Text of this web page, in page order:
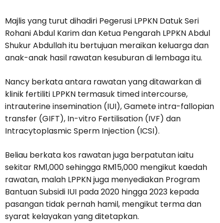
Majlis yang turut dihadiri Pegerusi LPPKN Datuk Seri
Rohani Abdul Karim dan Ketua Pengarah LPPKN Abdul
Shukur Abdullah itu bertujuan meraikan keluarga dan
anak-anak hasil rawatan kesuburan di lembaga itu.
Nancy berkata antara rawatan yang ditawarkan di
klinik fertiliti LPPKN termasuk timed intercourse,
intrauterine insemination (IUI), Gamete intra-fallopian
transfer (GIFT), In-vitro Fertilisation (IVF) dan
Intracytoplasmic Sperm Injection (ICSI).
Beliau berkata kos rawatan juga berpatutan iaitu
sekitar RM1,000 sehingga RM15,000 mengikut kaedah
rawatan, malah LPPKN juga menyediakan Program
Bantuan Subsidi IUI pada 2020 hingga 2023 kepada
pasangan tidak pernah hamil, mengikut terma dan
syarat kelayakan yang ditetapkan.